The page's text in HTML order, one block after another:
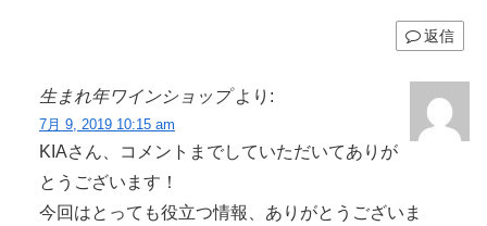
返信
生まれ年ワインショップ より:
7月 9, 2019 10:15 am
KIAさん、コメントまでしていただいてありが
とうございます！
今回はとっても役立つ情報、ありがとうございま